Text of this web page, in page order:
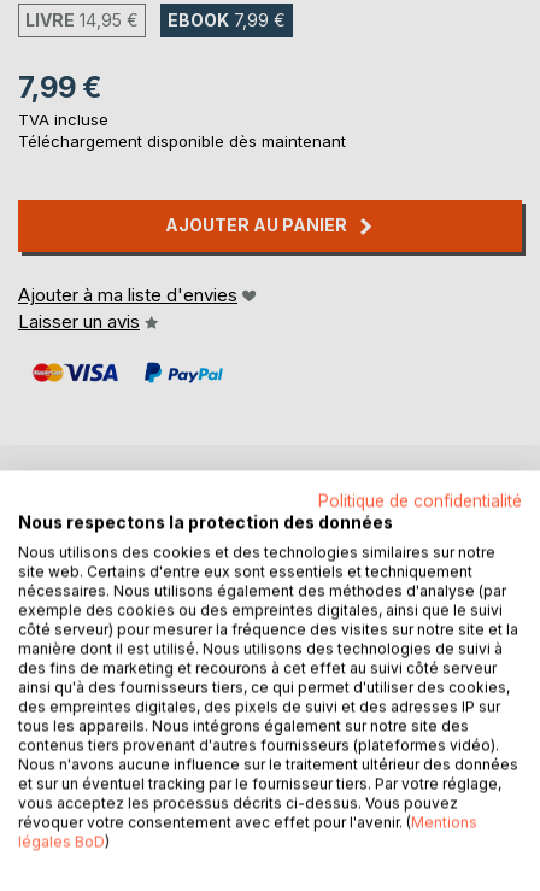
LIVRE 14,95 € EBOOK 7,99 €
7,99 €
TVA incluse
Téléchargement disponible dès maintenant
AJOUTER AU PANIER
Ajouter à ma liste d'envies
Laisser un avis
Ce livre a pour but d’étudier l’évolution de la représentation
de la forêt dans l'imaginaire et la fiction littéraire. Lorsque la
forêt est présente dans un livre, il est rare que ce soit
comme simple décor ; la plupart du temps, elle joue un rôle
décisif, en tant que personnage à part entière ; dans tous
les cas, elle porte une forte charge symbolique. Il s’agit
d’une figure profondément ambivalente, à la fois positive et
négative : un lieu de refuge et de menace, accueillant et
agressif, source d’épanouissement ou de régression.
Dans une première partie (brève), le contexte de l’étude
est exposé : les rapports entre l’homme et la forêt, à
Politique de confidentialité
Nous respectons la protection des données
Nous utilisons des cookies et des technologies similaires sur notre
site web. Certains d'entre eux sont essentiels et techniquement
nécessaires. Nous utilisons également des méthodes d'analyse (par
exemple des cookies ou des empreintes digitales, ainsi que le suivi
côté serveur) pour mesurer la fréquence des visites sur notre site et la
manière dont il est utilisé. Nous utilisons des technologies de suivi à
des fins de marketing et recourons à cet effet au suivi côté serveur
ainsi qu'à des fournisseurs tiers, ce qui permet d'utiliser des cookies,
des empreintes digitales, des pixels de suivi et des adresses IP sur
tous les appareils. Nous intégrons également sur notre site des
contenus tiers provenant d'autres fournisseurs (plateformes vidéo).
Nous n'avons aucune influence sur le traitement ultérieur des données
et sur un éventuel tracking par le fournisseur tiers. Par votre réglage,
vous acceptez les processus décrits ci-dessus. Vous pouvez
révoquer votre consentement avec effet pour l'avenir. (Mentions
légales BoD)